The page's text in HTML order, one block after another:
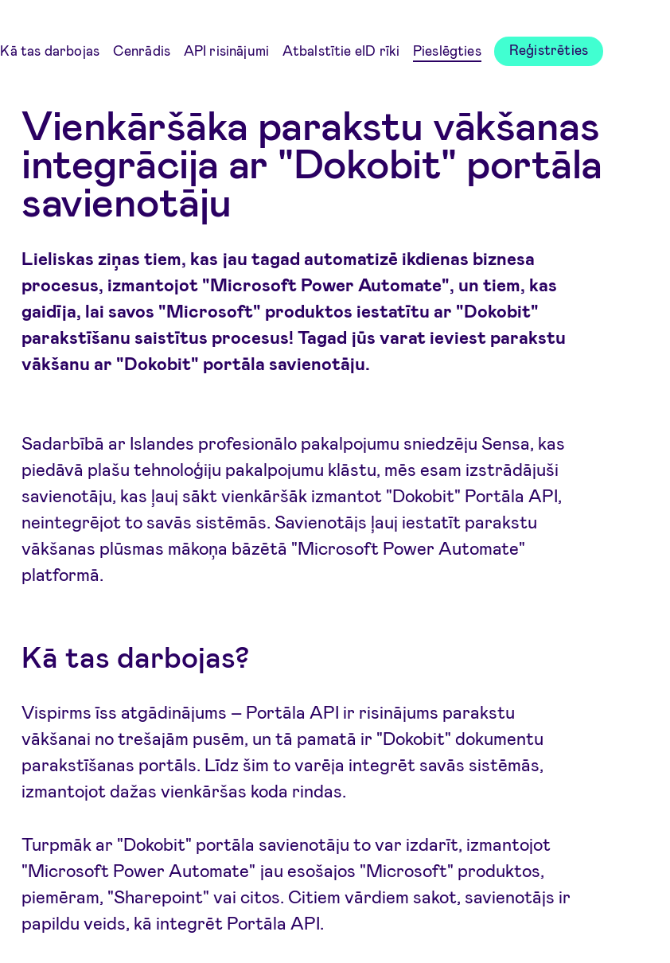
Kā tas darbojas Cenrādis API risinājumi Atbalstītie eID rīki Pieslēgties Reģistrēties
Vienkāršāka parakstu vākšanas
integrācija ar "Dokobit" portāla
savienotāju
Lieliskas ziņas tiem, kas jau tagad automatizē ikdienas biznesa
procesus, izmantojot "Microsoft Power Automate", un tiem, kas
gaidīja, lai savos "Microsoft" produktos iestatītu ar "Dokobit"
parakstīšanu saistītus procesus! Tagad jūs varat ieviest parakstu
vākšanu ar "Dokobit" portāla savienotāju.
Sadarbībā ar Islandes profesionālo pakalpojumu sniedzēju Sensa, kas
piedāvā plašu tehnoloģiju pakalpojumu klāstu, mēs esam izstrādājuši
savienotāju, kas ļauj sākt vienkāršāk izmantot "Dokobit" Portāla API,
neintegrējot to savās sistēmās. Savienotājs ļauj iestatīt parakstu
vākšanas plūsmas mākoņa bāzētā "Microsoft Power Automate"
platformā.
Kā tas darbojas?
Vispirms īss atgādinājums – Portāla API ir risinājums parakstu
vākšanai no trešajām pusēm, un tā pamatā ir "Dokobit" dokumentu
parakstīšanas portāls. Līdz šim to varēja integrēt savās sistēmās,
izmantojot dažas vienkāršas koda rindas.
Turpmāk ar "Dokobit" portāla savienotāju to var izdarīt, izmantojot
"Microsoft Power Automate" jau esošajos "Microsoft" produktos,
piemēram, "Sharepoint" vai citos. Citiem vārdiem sakot, savienotājs ir
papildu veids, kā integrēt Portāla API.